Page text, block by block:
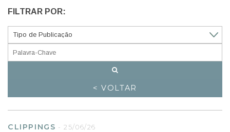
FILTRAR POR:
< VOLTAR
CLIPPINGS - 25/06/26